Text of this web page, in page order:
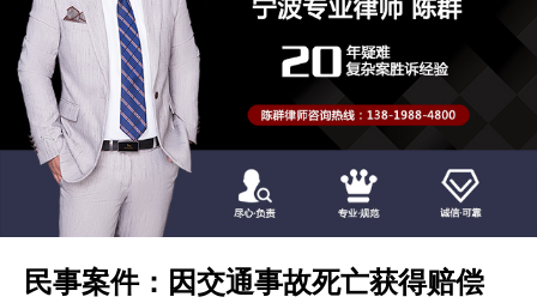
民事案件：因交通事故死亡获得赔偿